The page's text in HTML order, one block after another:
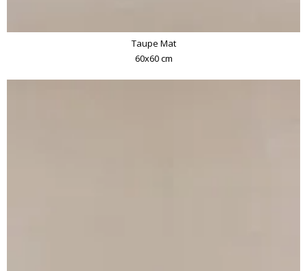
Taupe Mat
60x60 cm